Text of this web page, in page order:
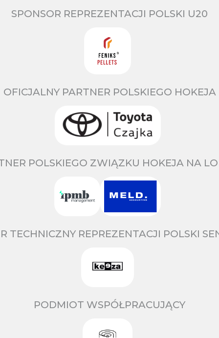
SPONSOR REPREZENTACJI POLSKI U20
OFICJALNY PARTNER POLSKIEGO HOKEJA
POLSKIEGO ZWIĄZKU HOKEJA NA
TECHNICZNY REPREZENTACJI POLSKI
PODMIOT WSPÓŁPRACUJĄCY